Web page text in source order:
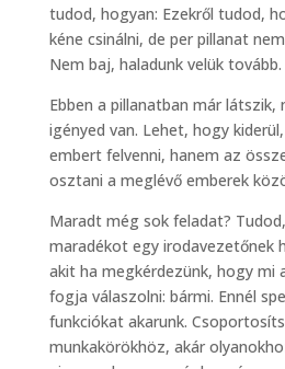
tudod, hogyan: Ezekről tudod,
kéne csinálni, de per pillanat
Nem baj, haladunk velük tovább.
Ebben a pillanatban már látszik,
igényed van. Lehet, hogy
embert felvenni, hanem az
osztani a meglévő emberek
Maradt még sok feladat?
maradékot egy irodavezetőnek
akit ha megkérdezünk, hogy mi
fogja válaszolni: bármi. Ennél
funkciókat akarunk.
munkakörökhöz, akár